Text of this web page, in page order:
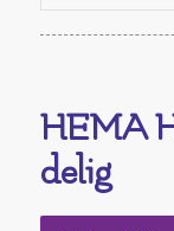
HEMA
delig